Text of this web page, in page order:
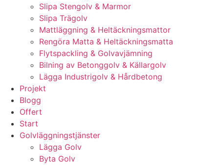
Slipa Stengolv & Marmor
Slipa Trägolv
Mattläggning & Heltäckningsmattor
Rengöra Matta & Heltäckningsmatta
Flytspackling & Golvavjämning
Bilning av Betonggolv & Källargolv
Lägga Industrigolv & Hårdbetong
Projekt
Blogg
Offert
Start
Golvläggningstjänster
Lägga Golv
Byta Golv